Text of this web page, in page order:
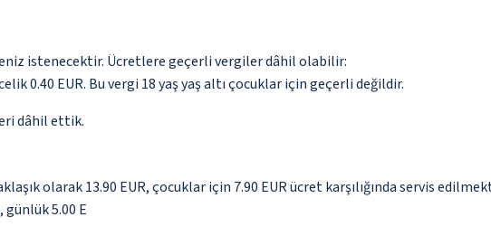
istenecektir. Ücretlere geçerli vergiler dâhil olabilir:
0.40 EUR. Bu vergi 18 yaş yaş altı çocuklar için geçerli değildir.
dâhil ettik.
olarak 13.90 EUR, çocuklar için 7.90 EUR ücret karşılığında servis
günlük 5.00 E